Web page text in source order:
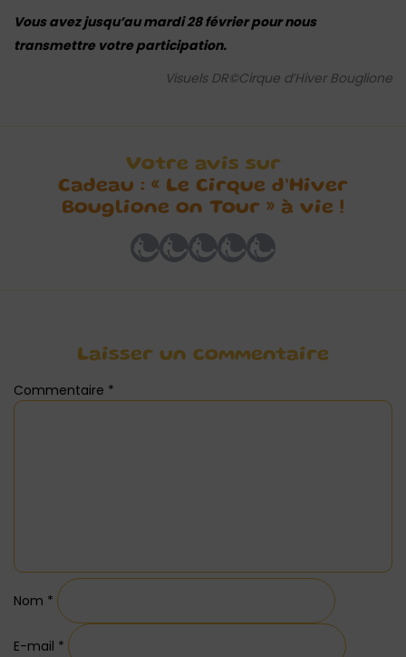
Vous avez jusqu’au mardi 28 février pour nous
transmettre votre participation.
Visuels DR©Cirque d’Hiver Bouglione
Votre avis sur
Cadeau : « Le Cirque d’Hiver
Bouglione on Tour » à vie !
Laisser un commentaire
Commentaire *
Nom *
E-mail *